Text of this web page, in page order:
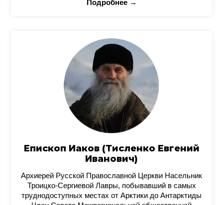
Подробнее →
Епископ Иаков (Тисленко Евгений
Иванович)
Архиерей Русской Православной Церкви Насельник
Троицко-Сергиевой Лавры, побывавший в самых
труднодоступных местах от Арктики до Антарктиды